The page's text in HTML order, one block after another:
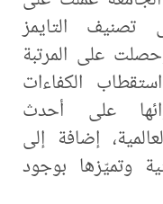
تصنيف التايمز
على المرتبة
الكفاءات
على أحدث
إضافة إلى
وتميّزها بوجود